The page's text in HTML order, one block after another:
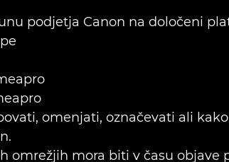
podjetja Canon na določeni
omenjati, označevati ali
omrežjih mora biti v času